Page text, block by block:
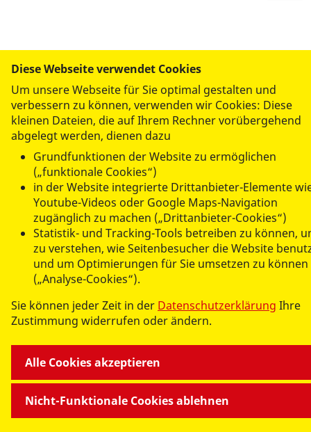
ANGEBOTE
ASJ IN MV
SEMINARE
© 2026 ASJ Mecklenburg-Vorpommern
Impressum
Teilnahmebedingungen
Diese Webseite verwendet Cookies
Um unsere Webseite für Sie optimal gestalten und
verbessern zu können, verwenden wir Cookies: Diese
kleinen Dateien, die auf Ihrem Rechner vorübergehend
abgelegt werden, dienen dazu
Grundfunktionen der Website zu ermöglichen
(„funktionale Cookies“)
in der Website integrierte Drittanbieter-Elemente
Youtube-Videos oder Google Maps-Navigation
zugänglich zu machen („Drittanbieter-Cookies“)
Statistik- und Tracking-Tools betreiben zu können,
zu verstehen, wie Seitenbesucher die Website
und um Optimierungen für Sie umsetzen zu können
(„Analyse-Cookies“).
Sie können jeder Zeit in der Datenschutzerklärung Ihre
Zustimmung widerrufen oder ändern.
Nicht-Funktionale Cookies ablehnen
Alle Cookies akzeptieren